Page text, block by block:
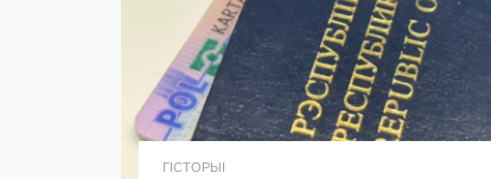
ГІСТОРЫІ